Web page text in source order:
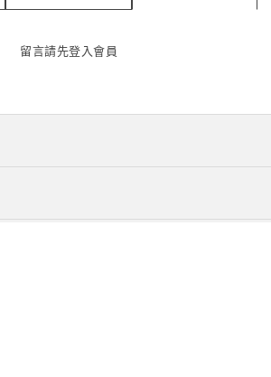
留言請先登入會員